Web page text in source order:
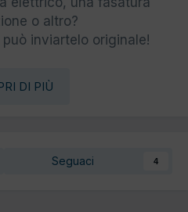
o altro?
inviartelo originale!
DI PIÙ
Seguaci 4